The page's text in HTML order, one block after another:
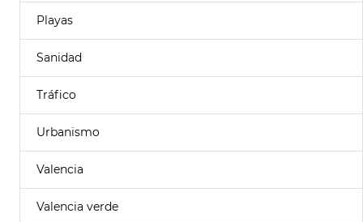
Playas
Sanidad
Tráfico
Urbanismo
Valencia
Valencia verde